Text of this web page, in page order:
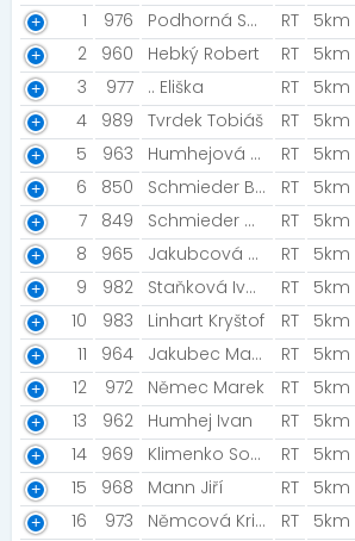
1
976 Podhorná Soňa RT 5km
2
960 Hebký Robert RT 5km
3
977 .. Eliška RT 5km
4
989 Tvrdek Tobiáš RT 5km
5
963 Humhejová Barbora RT 5km
6
850 Schmieder Bruno RT 5km
7
849 Schmieder Oto [STG Strupčice] RT 5km
8
965 Jakubcová Veronika RT 5km
9
982 Staňková Ivana [adidas Runners Prague] RT 5km
10
983 Linhart Kryštof RT 5km
11
964 Jakubec Martin RT 5km
12
972 Němec Marek RT 5km
13
962 Humhej Ivan RT 5km
14
969 Klimenko Sophia RT 5km
15
968 Mann Jiří RT 5km
16
973 Němcová Kristýna RT 5km